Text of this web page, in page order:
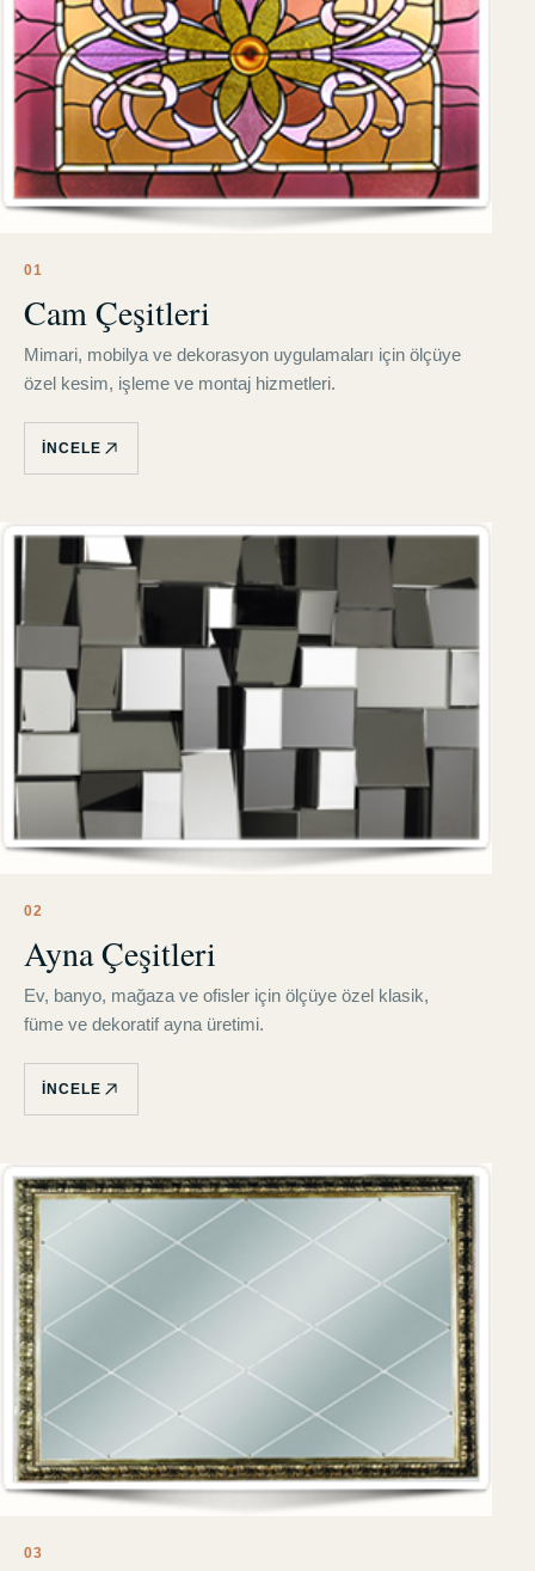
01
Cam Çeşitleri
Mimari, mobilya ve dekorasyon uygulamaları için ölçüye
özel kesim, işleme ve montaj hizmetleri.
İNCELE
02
Ayna Çeşitleri
Ev, banyo, mağaza ve ofisler için ölçüye özel klasik,
füme ve dekoratif ayna üretimi.
İNCELE
03